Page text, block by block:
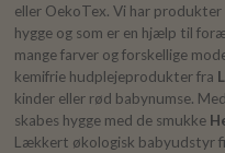
eller OekoTex. Vi har
hygge og som er en hjælp til
mange farver og forskellige
kemifrie hudplejeprodukter fra
kinder eller rød babynumse.
skabes hygge med de smukke
Lækkert økologisk babyudstyr